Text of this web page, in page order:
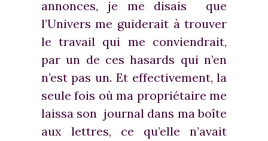
annonces, je me disais que
l’Univers me guiderait à trouver
le travail qui me conviendrait,
par un de ces hasards qui n’en
n’est pas un. Et effectivement, la
seule fois où ma propriétaire me
laissa son journal dans ma boîte
aux lettres, ce qu’elle n’avait